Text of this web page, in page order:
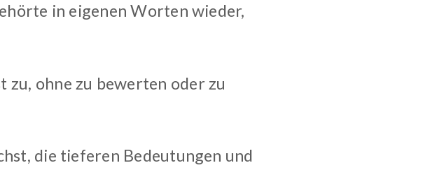
in eigenen Worten wieder,
zu, ohne zu bewerten oder zu
die tieferen Bedeutungen und